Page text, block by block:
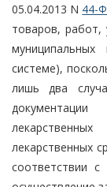
05.04.2013 N 44-
товаров, работ,
системе),
лишь два
лекарственных
соответствии